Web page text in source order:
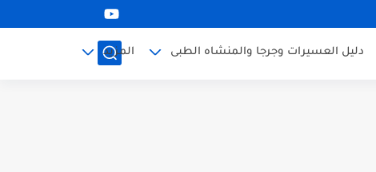
دليل العسيرات وجرجا والمنشاه الطبى المزيد